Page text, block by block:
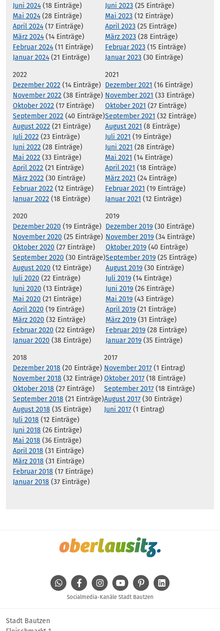
Juni 2024 (18 Einträge)
Mai 2024 (28 Einträge)
April 2024 (17 Einträge)
März 2024 (14 Einträge)
Februar 2024 (11 Einträge)
Januar 2024 (21 Einträge)
Juni 2023 (25 Einträge)
Mai 2023 (12 Einträge)
April 2023 (25 Einträge)
März 2023 (28 Einträge)
Februar 2023 (15 Einträge)
Januar 2023 (30 Einträge)
2022
Dezember 2022 (14 Einträge)
November 2022 (38 Einträge)
Oktober 2022 (17 Einträge)
September 2022 (40 Einträge)
August 2022 (21 Einträge)
Juli 2022 (23 Einträge)
Juni 2022 (28 Einträge)
Mai 2022 (33 Einträge)
April 2022 (21 Einträge)
März 2022 (30 Einträge)
Februar 2022 (12 Einträge)
Januar 2022 (18 Einträge)
2021
Dezember 2021 (16 Einträge)
November 2021 (33 Einträge)
Oktober 2021 (27 Einträge)
September 2021 (32 Einträge)
August 2021 (8 Einträge)
Juli 2021 (19 Einträge)
Juni 2021 (28 Einträge)
Mai 2021 (14 Einträge)
April 2021 (18 Einträge)
März 2021 (24 Einträge)
Februar 2021 (19 Einträge)
Januar 2021 (12 Einträge)
2020
Dezember 2020 (19 Einträge)
November 2020 (25 Einträge)
Oktober 2020 (27 Einträge)
September 2020 (30 Einträge)
August 2020 (12 Einträge)
Juli 2020 (22 Einträge)
Juni 2020 (13 Einträge)
Mai 2020 (21 Einträge)
April 2020 (19 Einträge)
März 2020 (32 Einträge)
Februar 2020 (22 Einträge)
Januar 2020 (38 Einträge)
2019
Dezember 2019 (30 Einträge)
November 2019 (34 Einträge)
Oktober 2019 (40 Einträge)
September 2019 (25 Einträge)
August 2019 (30 Einträge)
Juli 2019 (14 Einträge)
Juni 2019 (26 Einträge)
Mai 2019 (43 Einträge)
April 2019 (21 Einträge)
März 2019 (31 Einträge)
Februar 2019 (28 Einträge)
Januar 2019 (35 Einträge)
2018
Dezember 2018 (20 Einträge)
November 2018 (32 Einträge)
Oktober 2018 (27 Einträge)
September 2018 (21 Einträge)
August 2018 (35 Einträge)
Juli 2018 (12 Einträge)
Juni 2018 (26 Einträge)
Mai 2018 (36 Einträge)
April 2018 (31 Einträge)
März 2018 (31 Einträge)
Februar 2018 (17 Einträge)
Januar 2018 (37 Einträge)
2017
November 2017 (1 Eintrag)
Oktober 2017 (18 Einträge)
September 2017 (18 Einträge)
August 2017 (30 Einträge)
Juni 2017 (1 Eintrag)
WhatsAppFacebookInstagramYoutube Pinterest
Socialmedia-Kanäle Stadt Bautzen
Stadt Bautzen